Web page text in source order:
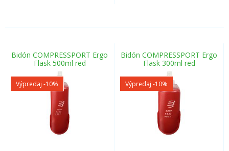
Bidón COMPRESSPORT Ergo
Flask 500ml red
Výpredaj -10%
Bidón COMPRESSPORT Ergo
Flask 300ml red
Výpredaj -10%